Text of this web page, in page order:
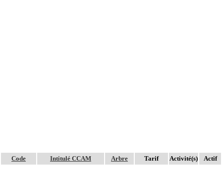
Code Intitulé CCAM Arbre Tarif Activité(s) Actif